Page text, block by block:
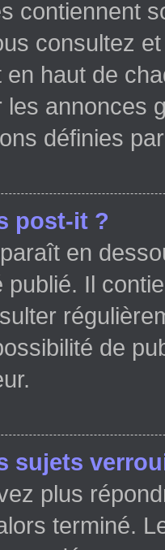
contiennent
consultez
en haut de
les annonces
définies
post-it ?
en
publié. Il
de
sujets
plus
terminé.